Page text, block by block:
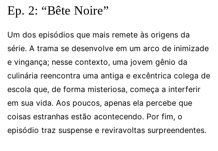
Ep. 2: “Bête Noire”
Um dos episódios que mais remete às origens da
série. A trama se desenvolve em um arco de inimizade
e vingança; nesse contexto, uma jovem gênio da
culinária reencontra uma antiga e excêntrica colega de
escola que, de forma misteriosa, começa a interferir
em sua vida. Aos poucos, apenas ela percebe que
coisas estranhas estão acontecendo. Por fim, o
episódio traz suspense e reviravoltas surpreendentes.